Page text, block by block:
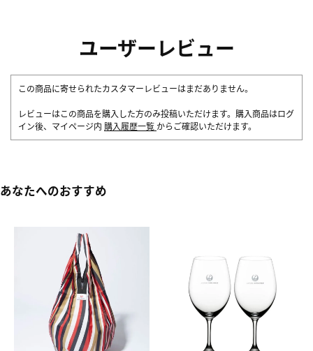
ユーザーレビュー
この商品に寄せられたカスタマーレビューはまだありません。
レビューはこの商品を購入した方のみ投稿いただけます。購入商品はログ
イン後、マイページ内 購入履歴一覧 からご確認いただけます。
あなたへのおすすめ